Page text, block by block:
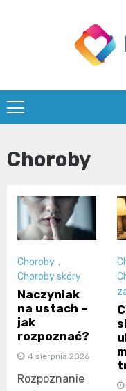
Choroby
Choroby ,
Choroby skóry
Naczyniak
na ustach –
jak
rozpoznać?
4 sierpnia 2026
Rozpoznanie